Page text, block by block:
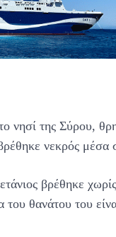
νησί της Σύρου,
νεκρός μέσα
βρέθηκε
του θανάτου του